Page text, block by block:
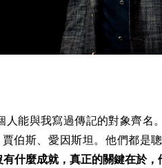
人能與我寫過傳記的對象齊名
賈伯斯、愛因斯坦。他們都是
什麼成就，真正的關鍵在於